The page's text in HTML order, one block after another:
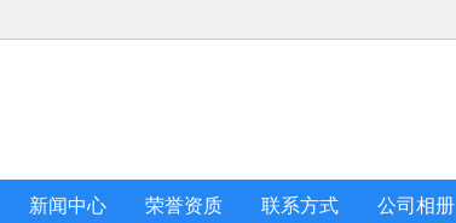
新闻中心 荣誉资质 联系方式 公司相册